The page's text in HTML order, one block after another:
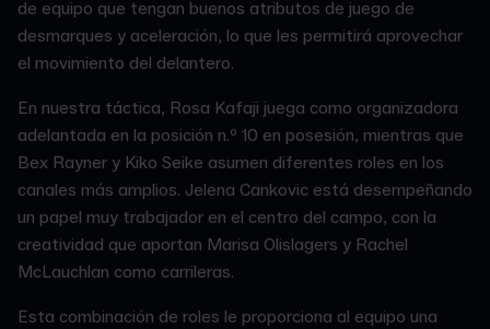
de equipo que tengan buenos atributos de juego de
desmarques y aceleración, lo que les permitirá aprovechar
el movimiento del delantero.
En nuestra táctica, Rosa Kafaji juega como organizadora
adelantada en la posición n.º 10 en posesión, mientras que
Bex Rayner y Kiko Seike asumen diferentes roles en los
canales más amplios. Jelena Cankovic está desempeñando
un papel muy trabajador en el centro del campo, con la
creatividad que aportan Marisa Olislagers y Rachel
McLauchlan como carrileras.
Esta combinación de roles le proporciona al equipo una